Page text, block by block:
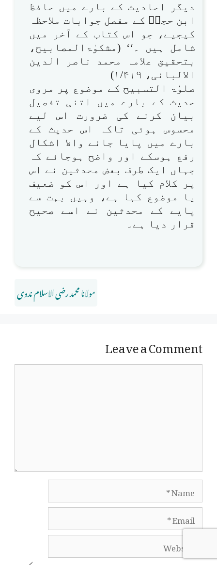
دیگر احادیث کے بارے میں حافظ
ابن حجرؒ کے مفصل جوابات ملاحظہ
کیجیے، جو اس کتاب کے آخر میں
شامل ہیں ۔‘‘ (مشکوٰۃالمصابیح،
بتحقیق علامہ محمد ناصر الدین
الالبانی، ۱/۴۱۹)
صلوٰۃ التسبیح کے موضوع پر مروی
حدیث کے بارے میں اتنی تفصیل
بیان کرنے کی ضرورت اس لیے
محسوس ہوئی تاکہ اس حدیث کے
بارے میں پایا جانے والا اشکال
رفع ہوسکے اور واضح ہوجائے کہ
جہاں ایک طرف بعض محدثین نے اس
پر کلام کیا ہے اور اس کو ضعیف
یا موضوع کہا ہے، وہیں بہت سے
پایے کے محدثین نے اسے صحیح
قرار دیا ہے۔
مولانا محمد رضی الاسلام ندوی
Leave a Comment
Name
Email
Website